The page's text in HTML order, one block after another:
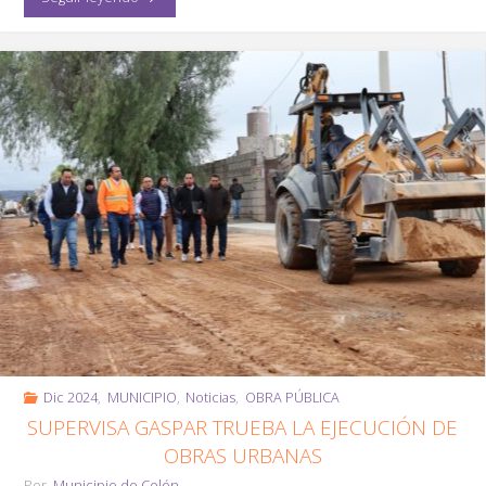
del
Registro
Civil
en
La
Salitrera"
Dic 2024, MUNICIPIO, Noticias, OBRA PÚBLICA
SUPERVISA GASPAR TRUEBA LA EJECUCIÓN DE
OBRAS URBANAS